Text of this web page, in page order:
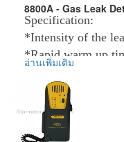
Dimensions:
Battery: 1.5Vx3,
ข้อมูลเพิ่มเติม :
จัดส่งฟรี โดย
รับประกันสินค้
8800A - Gas Leak
Specification:
*Intensity of the
*Rapid warm up
*Battery charge,
battery overheats
*Operate under
*The flexible probe
อ่านเพิ่มเติม